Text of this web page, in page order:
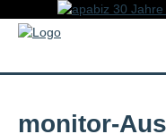
monitor-